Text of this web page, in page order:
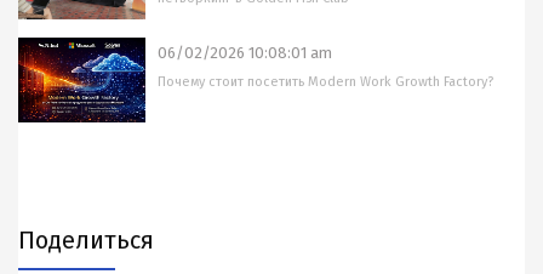
06/02/2026 10:08:01 am
Почему стоит посетить Modern Work Growth Factory?
Поделиться